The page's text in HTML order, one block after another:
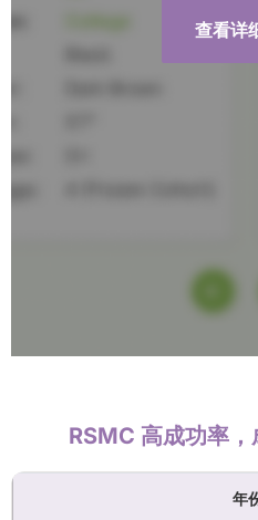
查看详
RSMC 高成功率
年